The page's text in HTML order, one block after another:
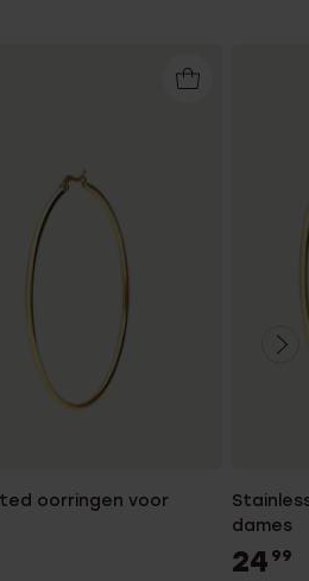
oorringen voor
dames
24 99